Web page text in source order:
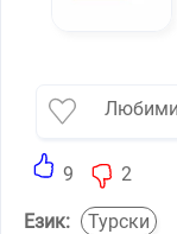
Любими
9 2
Език:
Турски